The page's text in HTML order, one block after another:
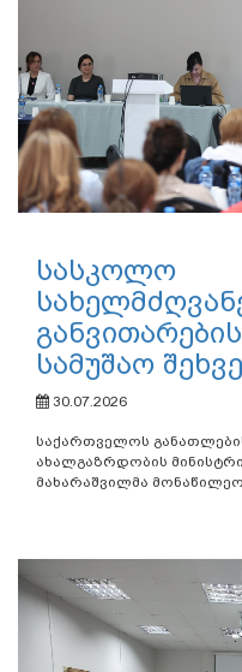
სასკოლო
სამუშაო
30.07.2026
საქართველოს
ახალგაზრდობის
მახარაშვილმა